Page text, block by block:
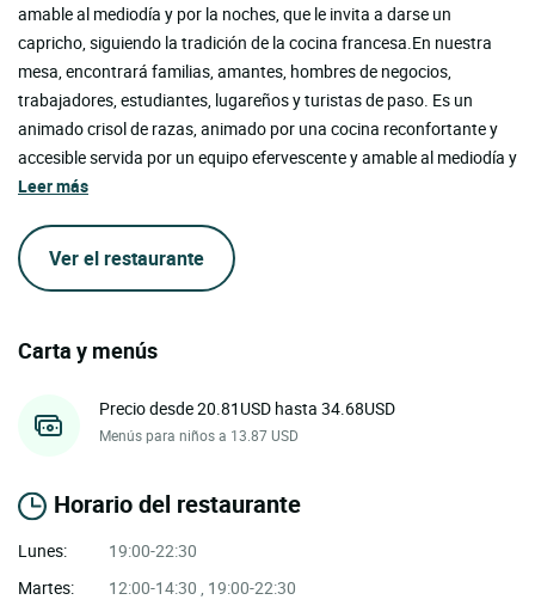
amable al mediodía y por la noches, que le invita a darse un
capricho, siguiendo la tradición de la cocina francesa.En nuestra
mesa, encontrará familias, amantes, hombres de negocios,
trabajadores, estudiantes, lugareños y turistas de paso. Es un
animado crisol de razas, animado por una cocina reconfortante y
accesible servida por un equipo efervescente y amable al mediodía y
Leer más
Ver el restaurante
Carta y menús
Precio desde 20.81USD hasta 34.68USD
Menús para niños a 13.87 USD
Horario del restaurante
Lunes:
19:00-22:30
Martes:
12:00-14:30 , 19:00-22:30